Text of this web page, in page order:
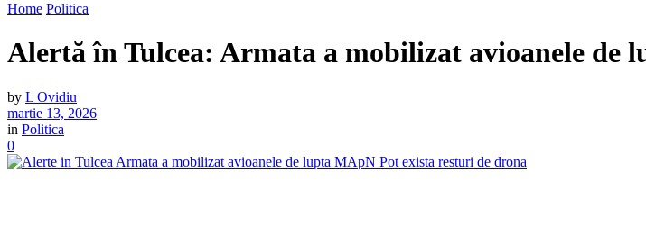
Home Politica
Alertă în Tulcea: Armata a mobilizat avioanele
by L Ovidiu
martie 13, 2026
in Politica
0